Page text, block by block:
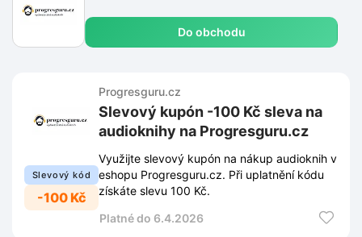
Do obchodu
Slevový kód
-100 Kč
Progresguru.cz
Slevový kupón -100 Kč sleva na
audioknihy na Progresguru.cz
Využijte slevový kupón na nákup audioknih v
eshopu Progresguru.cz. Při uplatnění kódu
získáte slevu 100 Kč.
Platné do 6.4.2026